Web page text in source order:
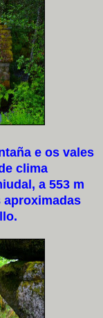
e os vales
clima
a 553 m
aproximadas